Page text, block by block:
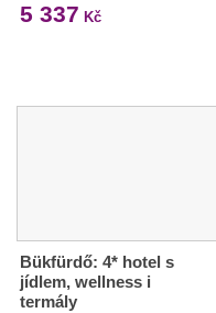
5 337 Kč
Bükfürdő: 4* hotel s
jídlem, wellness i
termály